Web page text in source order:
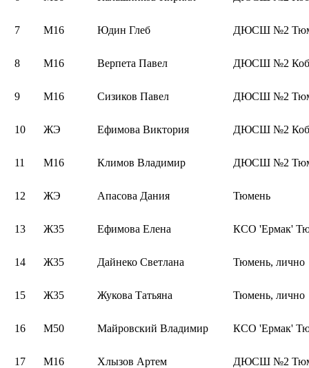
7 М16 Юдин Глеб ДЮСШ №2
8 М16 Верпета Павел ДЮСШ №2
9 М16 Сизиков Павел ДЮСШ №2
10 ЖЭ Ефимова Виктория ДЮСШ №2
11 М16 Климов Владимир ДЮСШ №2
12 ЖЭ Апасова Дания Тюмень
13 Ж35 Ефимова Елена КСО 'Ермак'
14 Ж35 Дайнеко Светлана Тюмень, лично
15 Ж35 Жукова Татьяна Тюмень, лично
16 М50 Майровский Владимир КСО 'Ермак'
17 М16 Хлызов Артем ДЮСШ №2